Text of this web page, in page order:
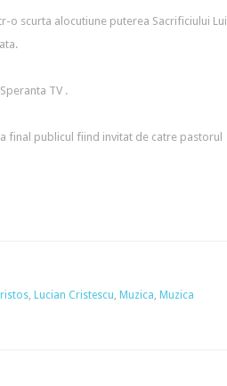
o scurta alocutiune puterea Sacrificiului Lui
TV .
final publicul fiind invitat de catre pastorul
, Lucian Cristescu, Muzica, Muzica